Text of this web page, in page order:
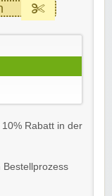
Rabatt in der
Bestellprozess